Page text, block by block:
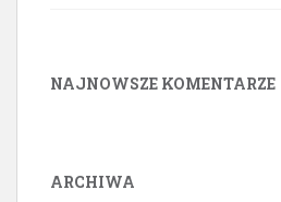
NAJNOWSZE KOMENTARZE
ARCHIWA